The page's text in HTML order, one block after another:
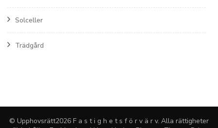
Solceller
Trädgård
© Upphovsrätt2026 F a s t i g h e t s f ö r v ä r v. Alla rättigheter